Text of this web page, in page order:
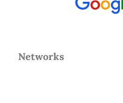
Networks